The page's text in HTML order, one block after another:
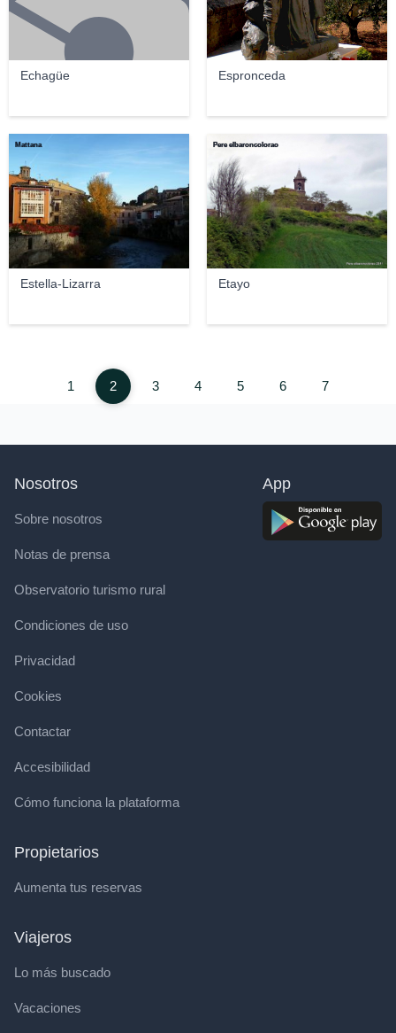
Echagüe Espronceda
Estella-Lizarra
Mattana
Etayo
Pere elbaroncolorao
1 2 3 4 5 6 7
Nosotros
Sobre nosotros
Notas de prensa
Observatorio turismo rural
Condiciones de uso
Privacidad
Cookies
Contactar
Accesibilidad
Cómo funciona la plataforma
Propietarios
Aumenta tus reservas
Viajeros
Lo más buscado
Vacaciones
App